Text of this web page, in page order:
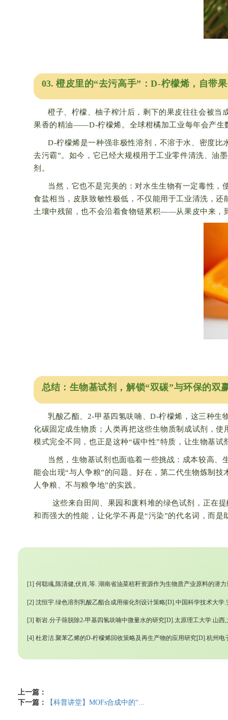
03. 橙皮里的“去污高手”：D-柠檬烯，自带
橙子、柠檬、柚子榨汁后，剩下的果皮往往会被当
果香的精油——D-柠檬烯。全球柑橘加工业每年会产生
D-柠檬烯是一种强非极性溶剂，不溶于水、密度比
去污霸”。如今，它已经大规模用于工业零件清洗、油
剂。
当然，它也不是完美的：对水生生物有一定毒性
食盐相当，皮肤致敏性极低，不仅能用于工业清洗，
土壤中残留，也不会沿着食物链累积——从果皮中来，
总结：生物基试剂，解锁“双碳”与环保的双
乳酸乙酯、2-甲基四氢呋喃、D-柠檬烯，这三种生
化碳固定成生物质；人类再把这些生物质制成试剂，
模式完全不同，也正是这种“碳中性”特质，让生物基试
当然，生物基试剂也面临着一些挑战：成本较高
能会出现“与人争粮”的问题。好在，第二代生物炼制
人争粮、不与粮争地”的实践。
这些来自田间、果园和废料堆的绿色试剂，正在
和而强大的性能，让化学不再是“污染”的代名词，而
[1] 何聪彧,陈清健,伏肖,等. 湖南省油菜秸秆资源作为生物质产业原料的潜力
[2] 沈恒宇.绿色溶剂乳酸乙酯合成用催化剂设计策略[D].中国科学技术大学.
[3] 靳岩.分子筛脱除2-甲基四氢呋喃中微量水的研究[D].太原理工大学.山西,
[4] 杜君洁.聚苯乙烯的D-柠檬烯回收策略及再生产物的应用研究[D].杭州电
上一篇：
下一篇：
【科普讲堂】MOFs合成中的“...